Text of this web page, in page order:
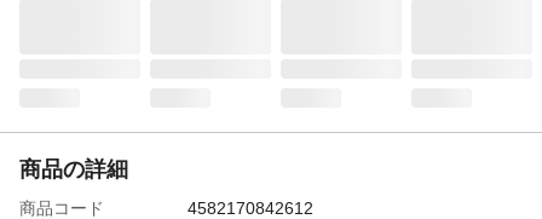
商品の詳細
商品コード
4582170842612